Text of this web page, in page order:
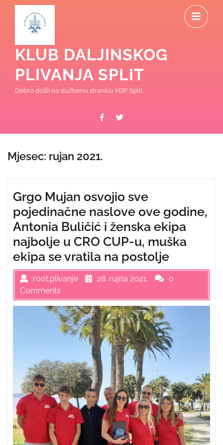
content
KLUB DALJINSKOG
PLIVANJA SPLIT
Dobro došli na službenu stranicu KDP Split
Facebook
Mjesec: rujan 2021.
Grgo Mujan osvojio sve
pojedinačne naslove ove godine,
Antonia Buličić i ženska ekipa
najbolje u CRO CUP-u, muška
ekipa se vratila na postolje
root.plivanje 28. rujna 2021.
0
Comments